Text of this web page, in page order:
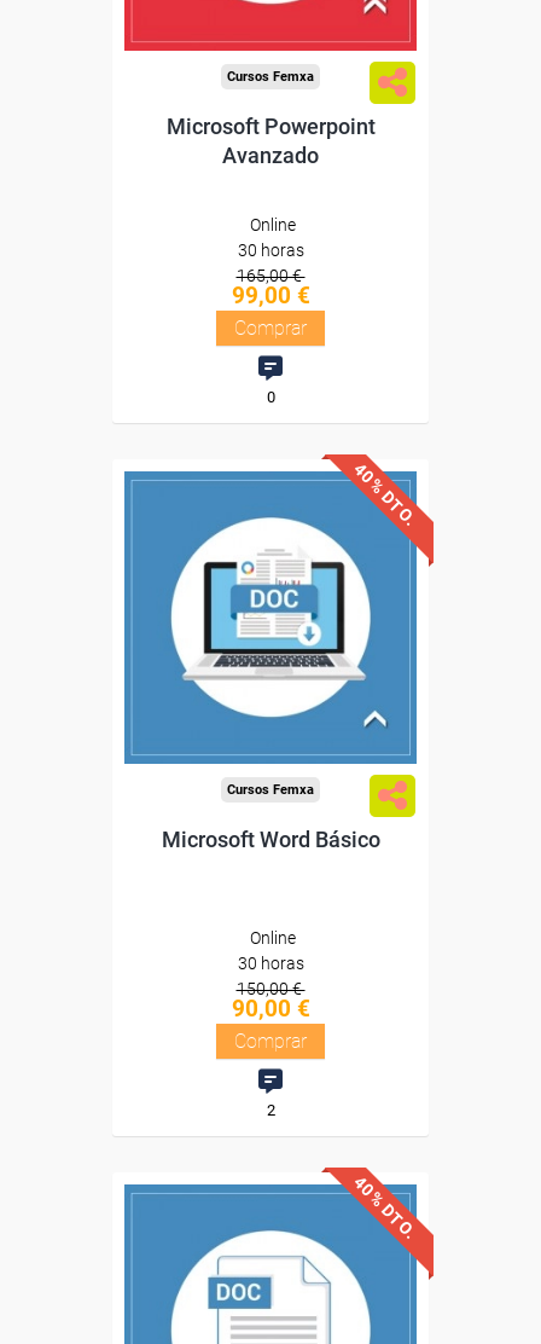
Compra segura
Cursos Femxa
Microsoft Powerpoint
Avanzado
Online
30 horas
165,00 €
99,00 €
Comprar
0
40% DTO.
Descuentos especiales
Sin requisitos de acceso
Diploma
Cursos Femxa
Microsoft Word Básico
Online
30 horas
150,00 €
90,00 €
Comprar
2
40% DTO.
Descuentos especiales
Sin requisitos de acceso